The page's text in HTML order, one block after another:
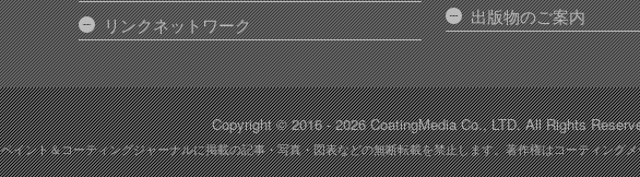
リンクネットワーク
出版物のご案内
Copyright © 2016 - 2026 CoatingMedia Co., LTD. All Rights
ペイント＆コーティングジャーナルに掲載の記事・写真・図表などの無断転載を禁止します。著作権はコーティング